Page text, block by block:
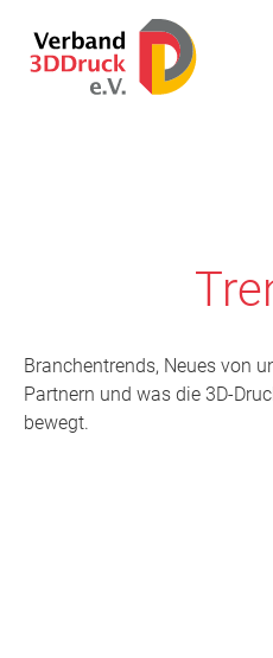
Branchentrends, Neues von
Partnern und was die 3D-
bewegt.